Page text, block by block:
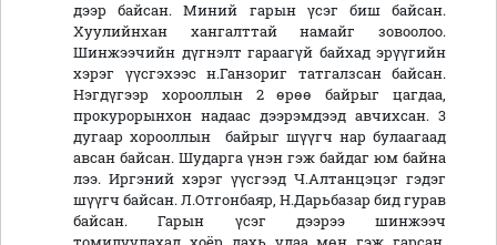
дээр байсан. Миний гарын үсэг биш байсан.
Хуулийнхан хангалттай намайг зовоолоо.
Шинжээчийн дүгнэлт гараагүй байхад эрүүгийн
хэрэг үүсгэхээс н.Ганзориг татгалзсан байсан.
Нэгдүгээр хорооллын 2 өрөө байрыг цагдаа,
прокурорынхон надаас дээрэмдээд авчихсан. 3
дугаар хорооллын байрыг шүүгч нар булаагаад
авсан байсан. Шударга үнэн гэж байдаг юм байна
лээ. Иргэний хэрэг үүсгээд Ч.Алтанцэцэг гэдэг
шүүгч байсан. Л.Отгонбаяр, Н.Дарьбазар бид гурав
байсан. Гарын үсэг дээрээ шинжээч